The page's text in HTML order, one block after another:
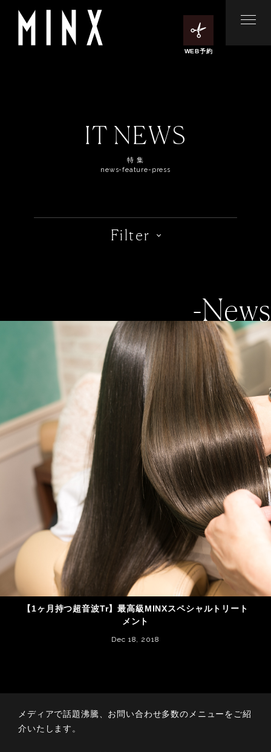
WEB予約
IT NEWS
特 集
news-feature-press
Filter
-News
【1ヶ月持つ超音波Tr】最高級MINXスペシャルトリート
メント
Dec 18, 2018
メディアで話題沸騰、お問い合わせ多数のメニューをご紹
介いたします。